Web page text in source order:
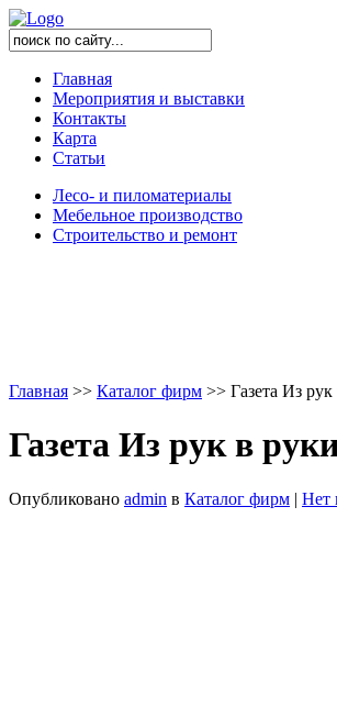
Главная
Мероприятия и выставки
Контакты
Карта
Статьи
Лесо- и пиломатериалы
Мебельное производство
Строительство и ремонт
Главная >> Каталог фирм >> Газета Из
Газета Из рук в
Опубликовано admin в Каталог фирм | Нет